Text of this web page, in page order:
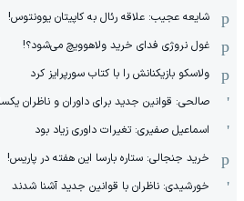
شایعه عجیب: علاقه رئال به کاپیتان یوونتوس!
غول نروژی فدای خرید ولاهوویچ می‌شود؟!
ولاسکو بازیکنانش را با کتاب سورپرایز کرد
صالحی: قوانین جدید برای داوران و ناظران
اسماعیل صفیری: تغیرات داوری زیاد بود
خرید جنجالی: ستاره بارسا این هفته در پاریس!
خورشیدی: ناظران با قوانین جدید آشنا شدند